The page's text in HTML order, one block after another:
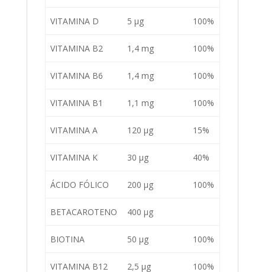
VITAMINA D 5 µg 100%
VITAMINA B2 1,4 mg 100%
VITAMINA B6 1,4 mg 100%
VITAMINA B1 1,1 mg 100%
VITAMINA A 120 µg 15%
VITAMINA K 30 µg 40%
ÁCIDO FÓLICO 200 µg 100%
BETACAROTENO 400 µg
BIOTINA 50 µg 100%
VITAMINA B12 2,5 µg 100%